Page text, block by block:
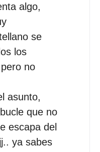
algo,
se
los
no
asunto,
que no
escapa del
ya sabes